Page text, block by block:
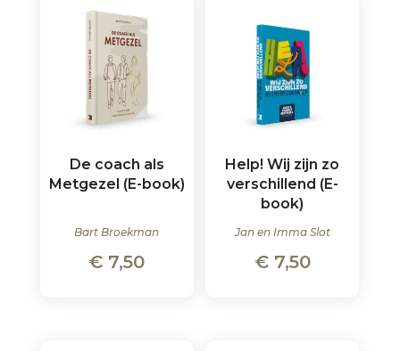
De coach als
Metgezel (E-book)
Bart Broekman
€ 7,50
Help! Wij zijn zo
verschillend (E-
book)
Jan en Imma Slot
€7,50